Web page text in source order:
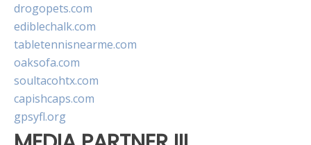
drogopets.com
ediblechalk.com
tabletennisnearme.com
oaksofa.com
soultacohtx.com
capishcaps.com
gpsyfl.org